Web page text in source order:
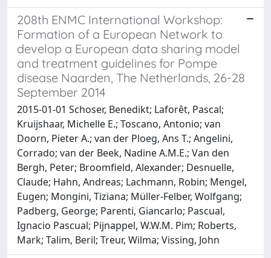
208th ENMC International Workshop:
Formation of a European Network to
develop a European data sharing model
and treatment guidelines for Pompe
disease Naarden, The Netherlands, 26-28
September 2014
2015-01-01 Schoser, Benedikt; Laforêt, Pascal;
Kruijshaar, Michelle E.; Toscano, Antonio; van
Doorn, Pieter A.; van der Ploeg, Ans T.; Angelini,
Corrado; van der Beek, Nadine A.M.E.; Van den
Bergh, Peter; Broomfield, Alexander; Desnuelle,
Claude; Hahn, Andreas; Lachmann, Robin; Mengel,
Eugen; Mongini, Tiziana; Müller-Felber, Wolfgang;
Padberg, George; Parenti, Giancarlo; Pascual,
Ignacio Pascual; Pijnappel, W.W.M. Pim; Roberts,
Mark; Talim, Beril; Treur, Wilma; Vissing, John